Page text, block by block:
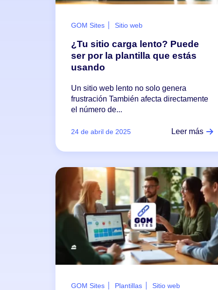
GOM Sites Sitio web
¿Tu sitio carga lento? Puede
ser por la plantilla que estás
usando
Un sitio web lento no solo genera
frustración También afecta directamente
el número de...
24 de abril de 2025 Leer más
GOM Sites Plantillas Sitio web